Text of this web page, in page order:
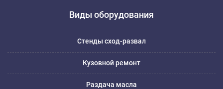
Виды оборудования
Стенды сход-развал
Кузовной ремонт
Раздача масла